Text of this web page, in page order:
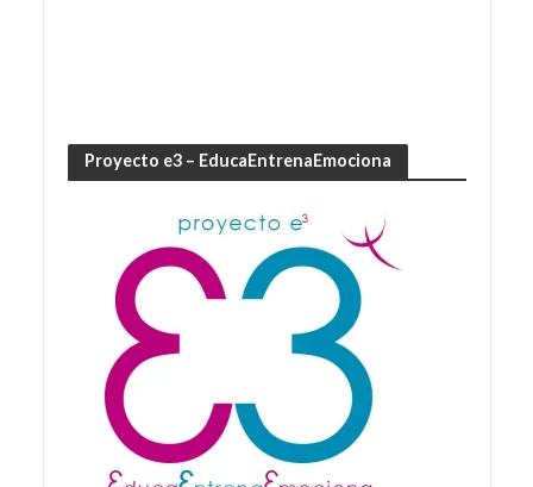
Proyecto e3 – EducaEntrenaEmociona